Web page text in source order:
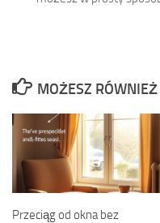
MOŻESZ
Przeciąg od okna bez